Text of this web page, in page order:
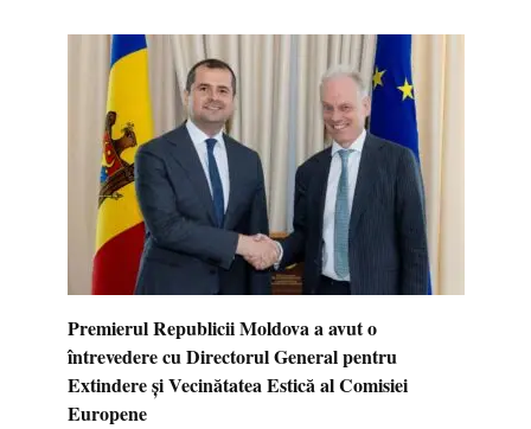
Premierul Republicii Moldova a avut o
întrevedere cu Directorul General pentru
Extindere și Vecinătatea Estică al Comisiei
Europene